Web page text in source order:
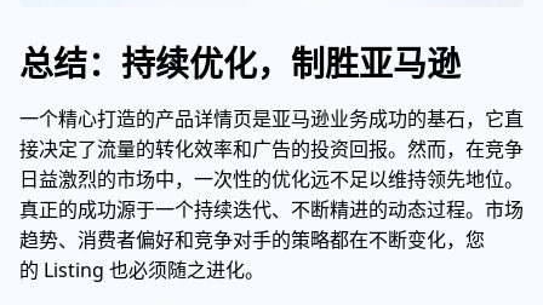
总结：持续优化，制胜亚马逊
一个精心打造的产品详情页是亚马逊业务成功的基石，它直
接决定了流量的转化效率和广告的投资回报。然而，在竞争
日益激烈的市场中，一次性的优化远不足以维持领先地位。
真正的成功源于一个持续迭代、不断精进的动态过程。市场
趋势、消费者偏好和竞争对手的策略都在不断变化，您
的 Listing 也必须随之进化。